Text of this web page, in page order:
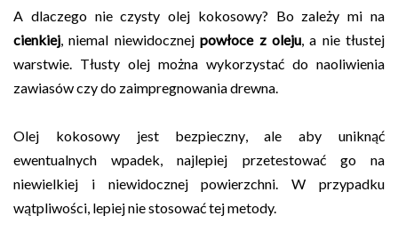
A dlaczego nie czysty olej kokosowy? Bo zależy mi na
cienkiej, niemal niewidocznejpowłoce z oleju, a nie tłustej
warstwie. Tłusty olej można wykorzystać do naoliwienia
zawiasów czy do zaimpregnowania drewna.
Olej kokosowy jest bezpieczny, ale aby uniknąć
ewentualnych wpadek, najlepiej przetestować go na
niewielkiej i niewidocznej powierzchni. W przypadku
wątpliwości, lepiej nie stosować tej metody.